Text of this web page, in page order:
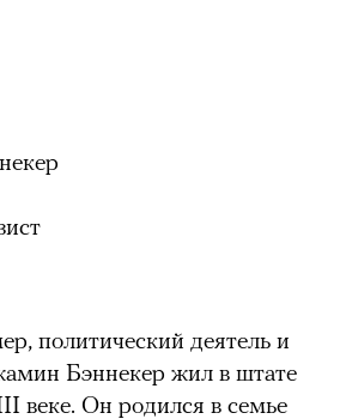
политический деятель и
Бэннекер жил в штате
веке. Он родился в семье